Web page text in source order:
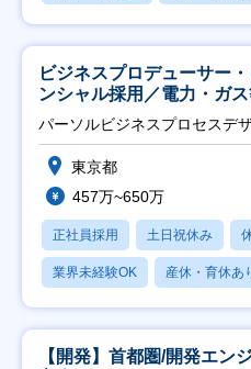
ビジネスプロデューサー
ンシャル採用／電力・ガ
ト推進】
パーソルビジネスプロセスデ
東京都
457万~650万
正社員採用 土日祝休み
業界未経験OK 産休・育休あ
【開発】首都圏/開発エ